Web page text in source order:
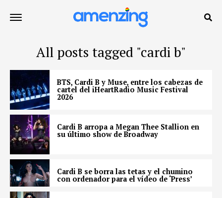
All posts tagged "cardi b"
BTS, Cardi B y Muse, entre los cabezas de
cartel del iHeartRadio Music Festival
2026
Cardi B arropa a Megan Thee Stallion en
su último show de Broadway
Cardi B se borra las tetas y el chumino
con ordenador para el vídeo de ‘Press’